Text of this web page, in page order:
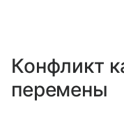
Конфликт
перемены